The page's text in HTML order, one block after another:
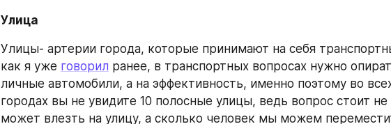
Улица
Улицы- артерии города, которые принимают на себя
как я уже говорил ранее, в транспортных вопросах нужно
личные автомобили, а на эффективность, именно поэтому во
городах вы не увидите 10 полосные улицы, ведь вопрос стоит
может влезть на улицу, а сколько человек мы можем